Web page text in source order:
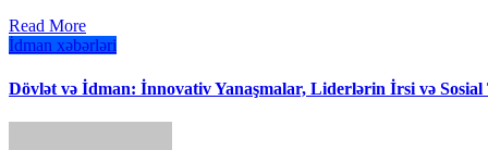
Read More
İdman xəbərləri
Dövlət və İdman: İnnovativ Yanaşmalar, Liderlərin İrsi və Sosial